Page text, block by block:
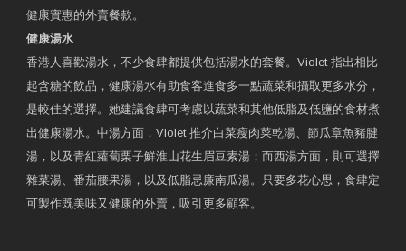
健康實惠的外賣餐款。
健康湯水
香港人喜歡湯水，不少食肆都提供包括湯水的套餐。Violet 指出相比
起含糖的飲品，健康湯水有助食客進食多一點蔬菜和攝取更多水分，
是較佳的選擇。她建議食肆可考慮以蔬菜和其他低脂及低鹽的食材煮
出健康湯水。中湯方面，Violet 推介白菜瘦肉菜乾湯、節瓜章魚豬腱
湯，以及青紅蘿蔔栗子鮮淮山花生眉豆素湯；而西湯方面，則可選擇
雜菜湯、番茄腰果湯，以及低脂忌廉南瓜湯。只要多花心思，食肆定
可製作既美味又健康的外賣，吸引更多顧客。